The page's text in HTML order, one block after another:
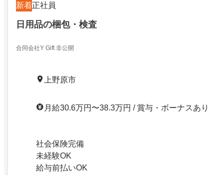
新着正社員
日用品の梱包・検査
合同会社Y Gift 非公開
上野原市
月給30.6万円〜38.3万円 / 賞与・ボーナスあり
社会保険完備
未経験OK
給与前払いOK